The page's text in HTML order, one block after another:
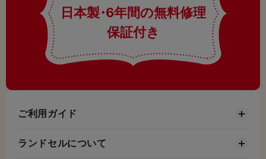
日本製・6年間の無料修理
保証付き
ご利用ガイド
ランドセルについて